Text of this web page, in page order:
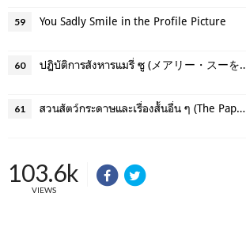
59 You Sadly Smile in the Profile Picture
60 ปฏิบัติการสังหารแมรี่ ซู (メアリ
61 สวนสัตว์กระดาษและเรื่องสั้นอื่น ๆ (The Paper Menagerie and Other Stories)
103.6k
VIEWS